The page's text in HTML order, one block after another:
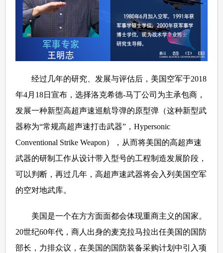
经过几年的研究、发展与评估后，美国空军于2018
年4月18日宣布，选择洛克希德-马丁公司为主承包商，
发展一种新型高超声速巡航导弹的原型弹（这种新型武
器称为“常规高超声速打击武器”，Hypersonic
Conventional Strike Weapon），从而将美国的高超声速
武器的研制工作从设计带入型号的工程制造发展阶段，
可以判断，再过几年，高超声速武器将会入列美国空军
的空对地武库。
美国是一个在方方面面都会体现重商主义的国家。
20世纪60年代，商人出身的麦克拉马拉出任美国的国防
部长，力排众议，在美国的国防装备采购计划中引入项